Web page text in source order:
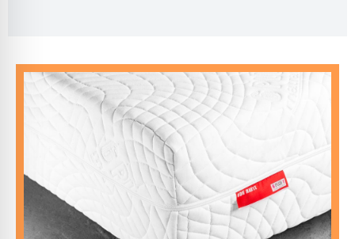
Dein perfekter Match, wenn keine Matratze für dich hart
genug sein kann.
Du liegst meistens auf dem Rücken oder Bauch.
Du magst es am liebsten kühl und luftig.
Du funktionierst dein Bett auch gerne mal zum
Sitzmöbel um.